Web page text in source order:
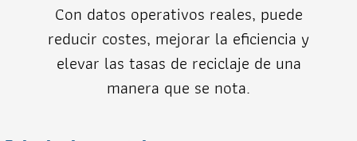
Con datos operativos reales, puede
reducir costes, mejorar la eficiencia y
elevar las tasas de reciclaje de una
manera que se nota.